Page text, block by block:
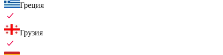
Греция
Грузия